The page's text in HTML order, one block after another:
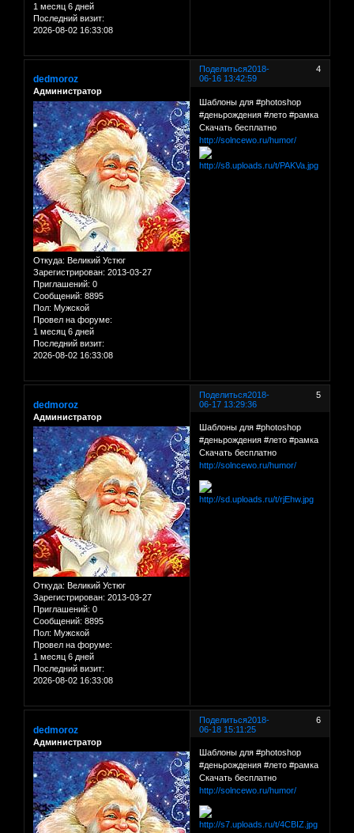
1 месяц 6 дней
Последний визит:
2026-08-02 16:33:08
Поделиться 4
2018-
06-16 13:42:59
dedmoroz
Администратор
Откуда: Великий Устюг
Зарегистрирован: 2013-03-27
Приглашений: 0
Сообщений: 8895
Пол: Мужской
Провел на форуме:
1 месяц 6 дней
Последний визит:
2026-08-02 16:33:08
Шаблоны для #photoshop
#деньрождения #лето #рамка
Скачать бесплатно
http://solncewo.ru/humor/
Поделиться 5
2018-
06-17 13:29:36
dedmoroz
Администратор
Откуда: Великий Устюг
Зарегистрирован: 2013-03-27
Приглашений: 0
Сообщений: 8895
Пол: Мужской
Провел на форуме:
1 месяц 6 дней
Последний визит:
2026-08-02 16:33:08
Шаблоны для #photoshop
#деньрождения #лето #рамка
Скачать бесплатно
http://solncewo.ru/humor/
Поделиться 6
2018-
06-18 15:11:25
dedmoroz
Администратор
Шаблоны для #photoshop
#деньрождения #лето #рамка
Скачать бесплатно
http://solncewo.ru/humor/